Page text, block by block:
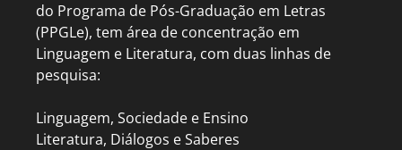
do Programa de Pós-Graduação em Letras
(PPGLe), tem área de concentração em
Linguagem e Literatura, com duas linhas de
pesquisa:
Linguagem, Sociedade e Ensino
Literatura, Diálogos e Saberes